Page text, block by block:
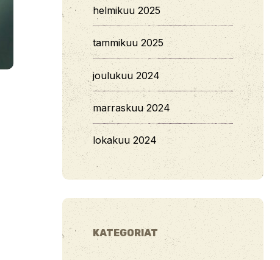
helmikuu 2025
tammikuu 2025
joulukuu 2024
marraskuu 2024
lokakuu 2024
KATEGORIAT